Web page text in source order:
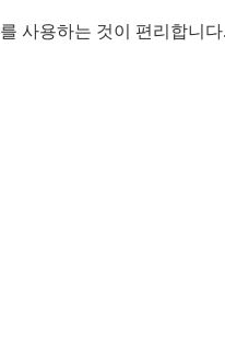
를 사용하는 것이 편리합니다.